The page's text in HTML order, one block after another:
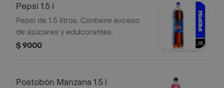
Pepsi 1.5 l
Pepsi de 1.5 litros. Contiene exceso
de azúcares y edulcorantes.
$ 9000
Postobón Manzana 1.5 l